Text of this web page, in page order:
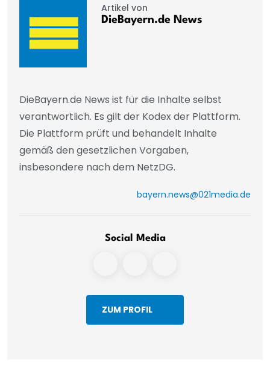
Artikel von
DieBayern.de News
DieBayern.de News ist für die Inhalte selbst
verantwortlich. Es gilt der Kodex der Plattform.
Die Plattform prüft und behandelt Inhalte
gemäß den gesetzlichen Vorgaben,
insbesondere nach dem NetzDG.
bayern.news@021media.de
Social Media
ZUM PROFIL